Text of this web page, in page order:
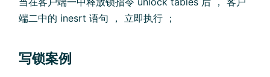
端二中的 inesrt 语句 ， 立即执行 ；
写锁案例